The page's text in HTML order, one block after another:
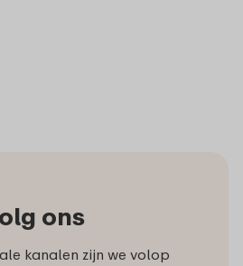
ons
kanalen zijn we volop